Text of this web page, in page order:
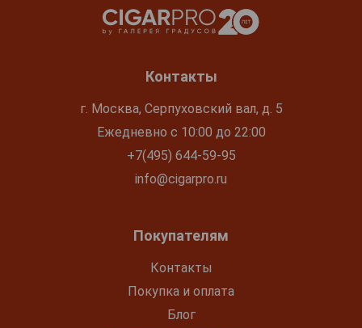
Контакты
г. Москва, Серпуховский вал, д. 5
Ежедневно с 10:00 до 22:00
+7(495) 644-59-95
info@cigarpro.ru
Покупателям
Контакты
Покупка и оплата
Блог